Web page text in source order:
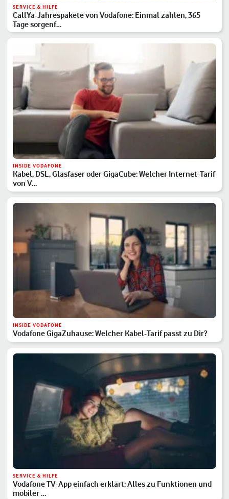
SERVICE & HILFE
CallYa-Jahrespakete von Vodafone: Einmal zahlen, 365
Tage sorgenf…
INSIDE VODAFONE
Kabel, DSL, Glasfaser oder GigaCube: Welcher Internet-Tarif
von V…
INSIDE VODAFONE
Vodafone GigaZuhause: Welcher Kabel-Tarif passt zu Dir?
SERVICE & HILFE
Vodafone TV-App einfach erklärt: Alles zu Funktionen und
mobiler …